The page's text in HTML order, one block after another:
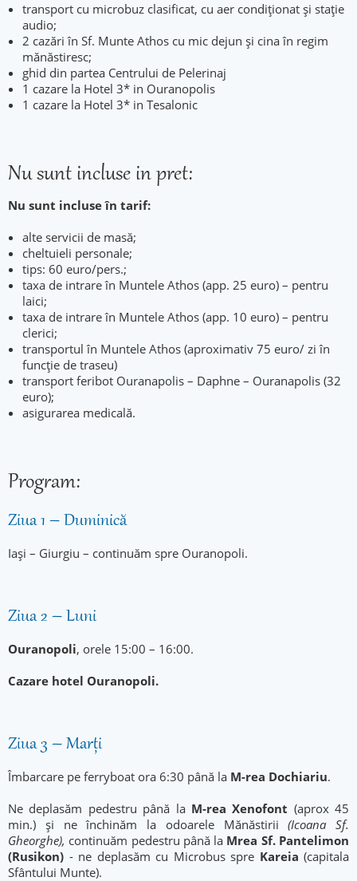
transport cu microbuz clasificat, cu aer condiționat și stație
audio;
2 cazări în Sf. Munte Athos cu mic dejun și cina în regim
mănăstiresc;
ghid din partea Centrului de Pelerinaj
1 cazare la Hotel 3* in Ouranopolis
1 cazare la Hotel 3* in Tesalonic
Nu sunt incluse in pret:
Nu sunt incluse în tarif:
alte servicii de masă;
cheltuieli personale;
tips: 60 euro/pers.;
taxa de intrare în Muntele Athos (app. 25 euro) – pentru
laici;
taxa de intrare în Muntele Athos (app. 10 euro) – pentru
clerici;
transportul în Muntele Athos (aproximativ 75 euro/ zi în
funcție de traseu)
transport feribot Ouranapolis – Daphne – Ouranapolis (32
euro);
asigurarea medicală.
Program:
Ziua 1 – Duminică
Iași – Giurgiu – continuăm spre Ouranopoli.
Ziua 2 – Luni
Ouranopoli, orele 15:00 – 16:00.
Cazare hotel Ouranopoli.
Ziua 3 – Marți
Îmbarcare pe ferryboat ora 6:30 până la M-rea Dochiariu.
Ne deplasăm pedestru până la M-rea Xenofont (aprox 45
min.) și ne închinăm la odoarele Mănăstirii(Icoana Sf.
Gheorghe), continuăm pedestru până la Mrea Sf. Pantelimon
(Rusikon) - ne deplasăm cu Microbus spre Kareia (capitala
Sfântului Munte).